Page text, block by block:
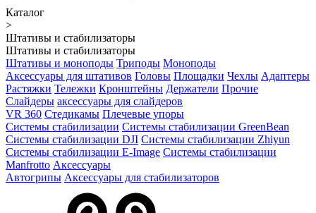
Каталог
>
Штативы и стабилизаторы
Штативы и стабилизаторы
Штативы и моноподы Триподы Моноподы
Аксессуары для штативов Головы Площадки Чехлы Адаптеры
Растяжки Тележки Кронштейны Держатели Прочие
Слайдеры аксессуары для слайдеров
VR 360 Стедикамы Плечевые упоры
Системы стабилизации Системы стабилизации GreenBean
Системы стабилизации DJI Системы стабилизации Zhiyun
Системы стабилизации E-Image Системы стабилизации
Manfrotto Аксессуары
Автогрипы Аксессуары для стабилизаторов